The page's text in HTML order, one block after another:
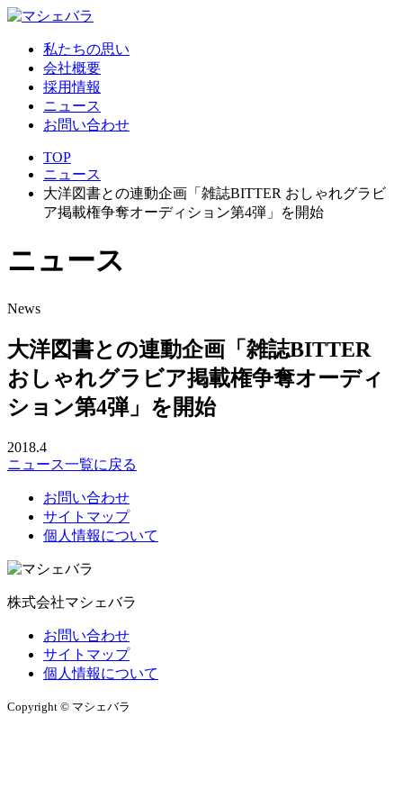
私たちの思い
会社概要
採用情報
ニュース
お問い合わせ
TOP
ニュース
大洋図書との連動企画「雑誌BITTER おしゃれグラビ
ア掲載権争奪オーディション第4弾」を開始
ニュース
News
大洋図書との連動企画「雑誌BITTER
おしゃれグラビア掲載権争奪オーディ
ション第4弾」を開始
2018.4
ニュース一覧に戻る
お問い合わせ
サイトマップ
個人情報について
株式会社マシェバラ
お問い合わせ
サイトマップ
個人情報について
Copyright © マシェバラ